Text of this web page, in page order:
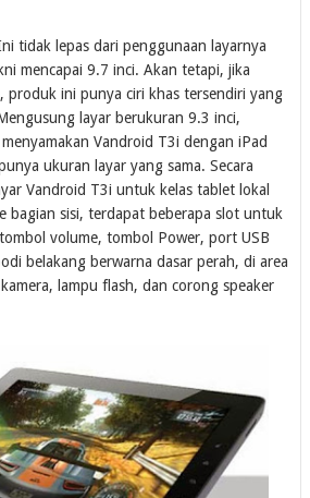
tidak lepas dari penggunaan layarnya
mencapai 9.7 inci. Akan tetapi, jika
produk ini punya ciri khas tersendiri yang
layar berukuran 9.3 inci,
Vandroid T3i dengan iPad
ukuran layar yang sama. Secara
Vandroid T3i untuk kelas tablet lokal
bagian sisi, terdapat beberapa slot untuk
volume, tombol Power, port USB
belakang berwarna dasar perah, di area
lampu flash, dan corong speaker